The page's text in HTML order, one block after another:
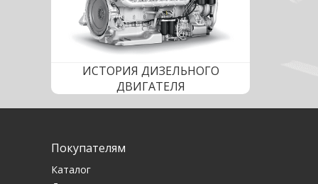
ИСТОРИЯ ДИЗЕЛЬНОГО
ДВИГАТЕЛЯ
Покупателям
Каталог